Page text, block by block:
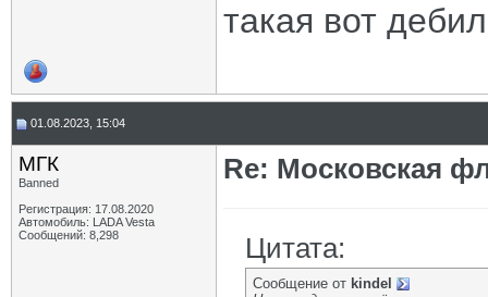
такая вот
01.08.2023, 15:04
МГК
Banned
Регистрация: 17.08.2020
Автомобиль: LADA Vesta
Сообщений: 8,298
Re: Московская
Цитата:
Сообщение от kindel